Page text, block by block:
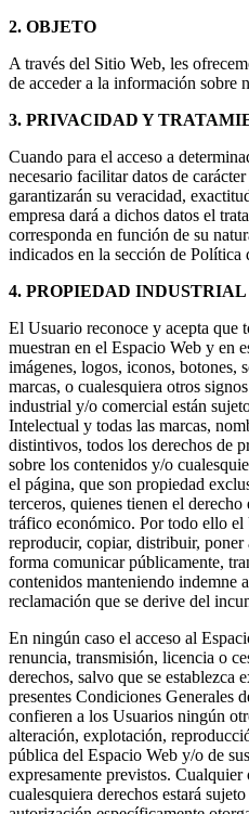
2. OBJETO
A través del Sitio Web, les
de acceder a la información sobre
3. PRIVACIDAD Y
Cuando para el acceso a
necesario facilitar datos de
garantizarán su veracidad,
empresa dará a dichos datos el
corresponda en función de su
indicados en la sección de Política
4. PROPIEDAD
El Usuario reconoce y acepta que
muestran en el Espacio Web y en
imágenes, logos, iconos, botones,
marcas, o cualesquiera otros
industrial y/o comercial están
Intelectual y todas las marcas,
distintivos, todos los derechos de
sobre los contenidos y/o
el página, que son propiedad
terceros, quienes tienen el
tráfico económico. Por todo ello el
reproducir, copiar, distribuir,
forma comunicar públicamente,
contenidos manteniendo indemne
reclamación que se derive del
En ningún caso el acceso al
renuncia, transmisión, licencia o
derechos, salvo que se establezca
presentes Condiciones Generales
confieren a los Usuarios ningún
alteración, explotación,
pública del Espacio Web y/o de
expresamente previstos.
cualesquiera derechos estará